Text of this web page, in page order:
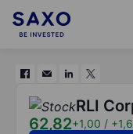
RLI
62,82+1,00 /